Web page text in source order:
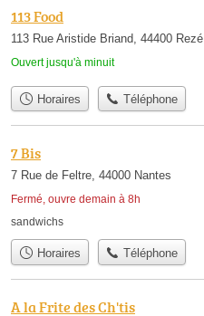
113 Food
113 Rue Aristide Briand, 44400 Rezé
Ouvert jusqu'à minuit
Horaires Téléphone
7 Bis
7 Rue de Feltre, 44000 Nantes
Fermé, ouvre demain à 8h
sandwichs
Horaires Téléphone
A la Frite des Ch'tis